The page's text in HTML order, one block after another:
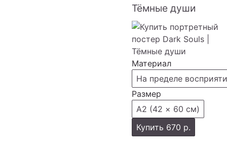
Тёмные души
Материал
На пределе
Размер
А2 (42 × 60 см)
Купить 670 р.